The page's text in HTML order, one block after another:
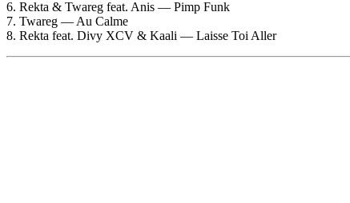
6. Rekta & Twareg feat. Anis — Pimp Funk
7. Twareg — Au Calme
8. Rekta feat. Divy XCV & Kaali — Laisse Toi Aller